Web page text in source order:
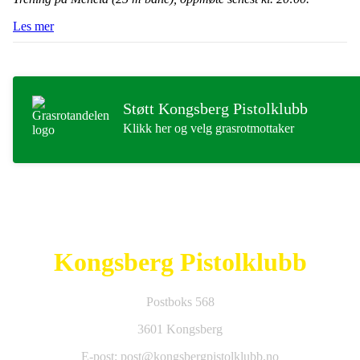
Les mer
Støtt Kongsberg Pistolklubb
Klikk her og velg grasrotmottaker
Kongsberg Pistolklubb
Postboks 568
3601 Kongsberg
E-post: post@kongsbergpistolklubb.no